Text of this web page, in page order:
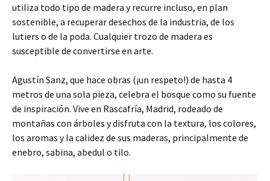
utiliza todo tipo de madera y recurre incluso, en plan
sostenible, a recuperar desechos de la industria, de los
lutiers o de la poda. Cualquier trozo de madera es
susceptible de convertirse en arte.
Agustín Sanz, que hace obras (¡un respeto!) de hasta 4
metros de una sola pieza, celebra el bosque como su fuente
de inspiración. Vive en Rascafría, Madrid, rodeado de
montañas con árboles y disfruta con la textura, los colores,
los aromas y la calidez de sus maderas, principalmente de
enebro, sabina, abedul o tilo.